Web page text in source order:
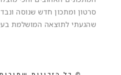
סרטון ומתכון חדש שנוסה
שהגעתי לתוצאה המושלמת